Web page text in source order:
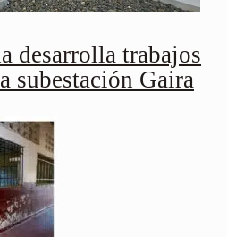
desarrolla trabajos
subestación Gaira